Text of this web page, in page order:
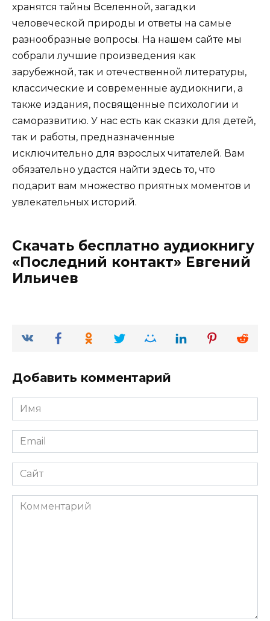
хранятся тайны Вселенной, загадки
человеческой природы и ответы на самые
разнообразные вопросы. На нашем сайте мы
собрали лучшие произведения как
зарубежной, так и отечественной литературы,
классические и современные аудиокниги, а
также издания, посвященные психологии и
саморазвитию. У нас есть как сказки для детей,
так и работы, предназначенные
исключительно для взрослых читателей. Вам
обязательно удастся найти здесь то, что
подарит вам множество приятных моментов и
увлекательных историй.
Скачать бесплатно аудиокнигу
«Последний контакт» Евгений
Ильичев
Добавить комментарий
Имя
*
Email
*
Сайт
Комментарий